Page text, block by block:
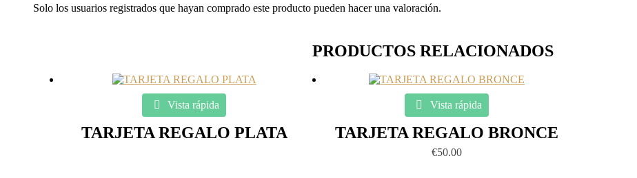
Solo los usuarios registrados que hayan comprado este producto pueden hacer una valoración.
PRODUCTOS RELACIONADOS
Vista rápida
TARJETA REGALO PLATA
Vista rápida
TARJETA REGALO BRONCE
€50.00